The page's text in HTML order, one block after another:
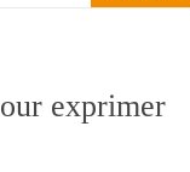
exprimer